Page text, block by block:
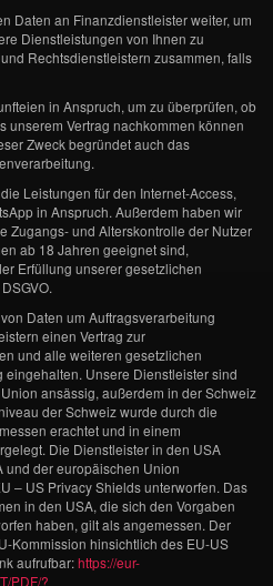
Daten an Finanzdienstleister weiter, um
Dienstleistungen von Ihnen zu
Rechtsdienstleistern zusammen, falls
in Anspruch, um zu überprüfen, ob
unserem Vertrag nachkommen können
Zweck begründet auch das
Leistungen für den Internet-Access,
in Anspruch. Außerdem haben wir
Zugangs- und Alterskontrolle der Nutzer
ab 18 Jahren geeignet sind,
Erfüllung unserer gesetzlichen
Daten um Auftragsverarbeitung
einen Vertrag zur
und alle weiteren gesetzlichen
Unsere Dienstleister sind
ansässig, außerdem in der Schweiz
der Schweiz wurde durch die
erachtet und in einem
Die Dienstleister in den USA
und der europäischen Union
– US Privacy Shields unterworfen. Das
in den USA, die sich den Vorgaben
haben, gilt als angemessen. Der
Kommission hinsichtlich des EU-US
aufrufbar:https://eur-
PDF/?